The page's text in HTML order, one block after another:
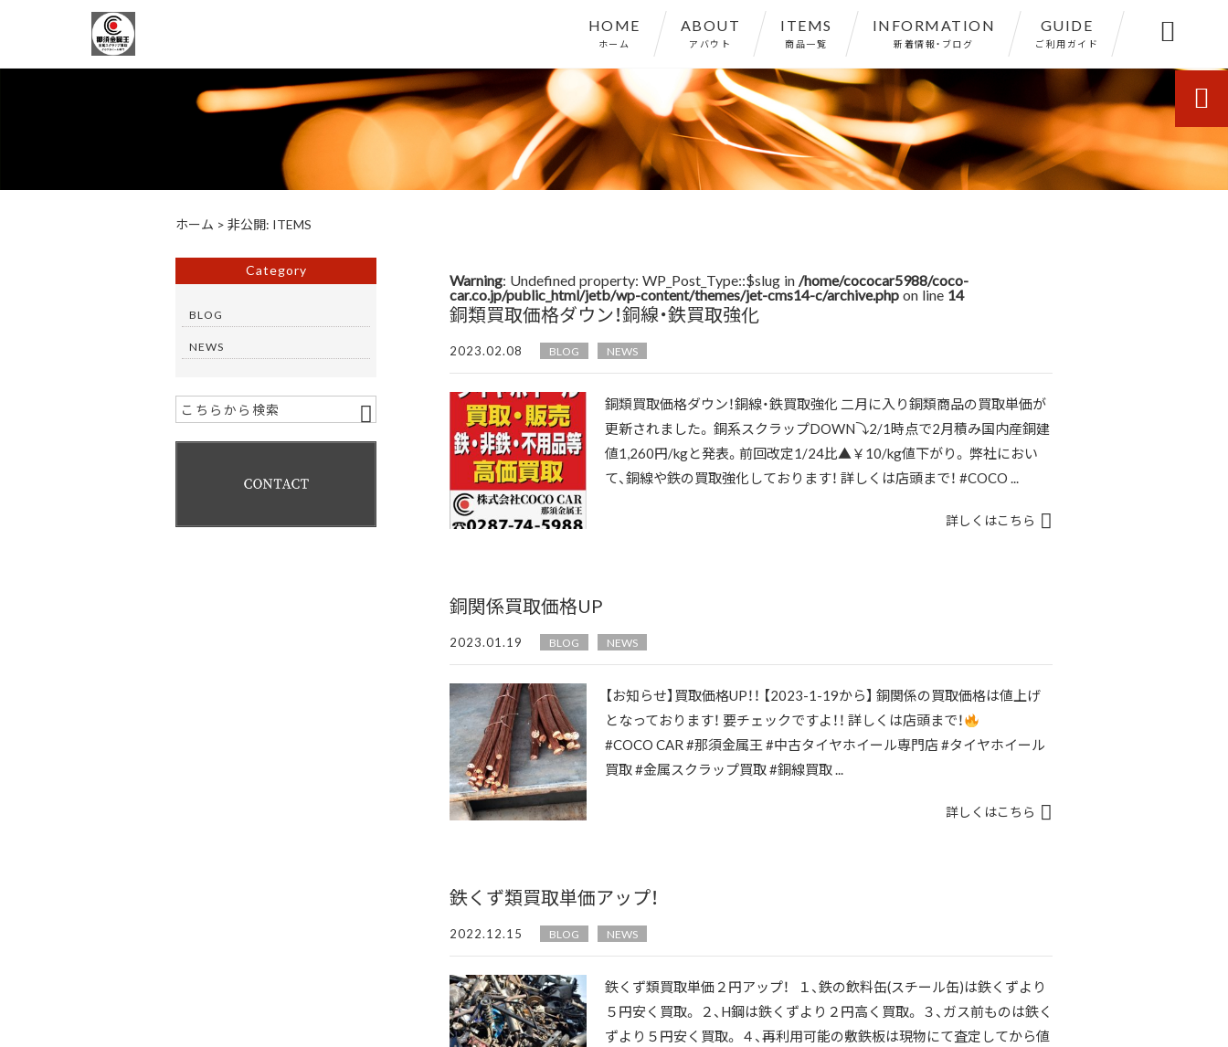
HOME
ホーム
ABOUT
アバウト
ITEMS
商品一覧
INFORMATION
新着情報・ブログ
GUIDE
ご利用ガイド 
ホーム > 非公開: ITEMS
Warning: Undefined property: WP_Post_Type::$slug in/home/cococar5988/coco-
car.co.jp/public_html/jetb/wp-content/themes/jet-cms14-c/archive.phpon line 14
銅類買取価格ダウン！銅線・鉄買取強化
2023.02.08 BLOG NEWS
銅類買取価格ダウン！銅線・鉄買取強化 二月に入り銅類商品の買取単価が
更新されました。 銅系スクラップDOWN⤵2/1時点で2月積み国内産銅建
値1,260円/kgと発表。前回改定1/24比▲￥10/kg値下がり。 弊社におい
て、銅線や鉄の買取強化しております！ 詳しくは店頭まで！ #COCO ...
詳しくはこちら
銅関係買取価格UP
2023.01.19 BLOG NEWS
【お知らせ】買取価格UP！！ 【2023-1-19から】 銅関係の買取価格は値上げ
となっております！ 要チェックですよ！！ 詳しくは店頭まで！
#COCO CAR #那須金属王 #中古タイヤホイール専門店 #タイヤホイール
買取 #金属スクラップ買取 #銅線買取 ...
詳しくはこちら
鉄くず類買取単価アップ！
2022.12.15 BLOG NEWS
鉄くず類買取単価２円アップ！ １、鉄の飲料缶(スチール缶)は鉄くずより
５円安く買取。 ２、H鋼は鉄くずより２円高く買取。 ３、ガス前ものは鉄く
ずより５円安く買取。 ４、再利用可能の敷鉄板は現物にて査定してから値
Category
BLOG
NEWS
